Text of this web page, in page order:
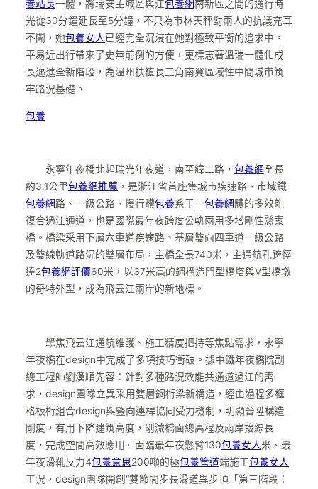
養站長一體，將瑞安主城區與江包養網南新區之間的通行時
光從30分鐘延長至5分鐘，不只為市林天秤對兩人的抗議充耳
不聞，她包養女人已經完全沉浸在她對極致平衡的追求中。
平易近出行帶來了史無前例的方便，更標志著溫瑞一體化成
長邁進全新階段，為溫州扶植長三角南翼區域性中間城市筑
牢路況基礎。
包養
永寧年夜橋北起瑞光年夜道，南至緯二路， 包養網全長
約3.1公里包養網推薦 ，是浙江省首座集城市疾速路、市域鐵
包養網路、一級公路、慢行體包養系于一包養網體的多效能
復合過江通道，也是國際最年夜跨度公軌兩用多塔剛性懸索
橋。橋梁采用下層六車道疾速路、基層雙向四車道一級公路
及雙線軌道路況的雙層布局，主橋全長740米，主通航孔跨徑
達2包養網評價60米，以37米高的鋼構造門型橋塔與V型橋墩
的奇特外型，成為飛云江兩岸的新地標。
聚焦飛云江通航維護、施工精度把持等焦點需求，永寧
年夜橋在design中完成了多項技巧衝破。據中鐵年夜橋院副
總工程師劉漢順先容：針對多種路況效能共通道過江的需
求，design團隊立異采用雙層鋼桁梁新構造，經由過程多框
格板桁組合design與豎向連桿協同受力機制，明顯晉陞構造
剛度，有用下降建筑高度，削減橋面總高程及兩岸接線長
度，完成空間高效應用。面臨最年夜懸臂130包養女人米、最
年夜滑靴反力4包養意思200噸的極包養管道端施工包養女人
工況，design團隊開創“雙節間步長滑道異步頂「第三階段：